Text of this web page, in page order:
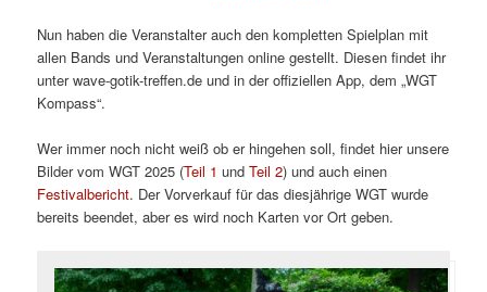
Nun haben die Veranstalter auch den kompletten Spielplan mit
allen Bands und Veranstaltungen online gestellt. Diesen findet ihr
unter wave-gotik-treffen.de und in der offiziellen App, dem „WGT
Kompass“.
Wer immer noch nicht weiß ob er hingehen soll, findet hier unsere
Bilder vom WGT 2025 (Teil 1 undTeil 2) und auch einen
Festivalbericht. Der Vorverkauf für das diesjährige WGT wurde
bereits beendet, aber es wird noch Karten vor Ort geben.